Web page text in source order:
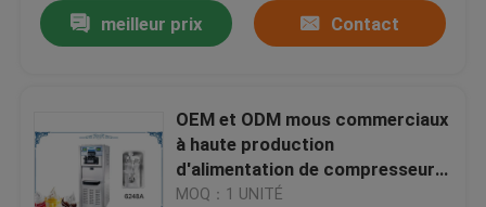
meilleur prix Contact
OEM et ODM mous commerciaux
à haute production
d'alimentation de compresseur
de fabricant de crème glacée de
MOQ：1 UNITÉ